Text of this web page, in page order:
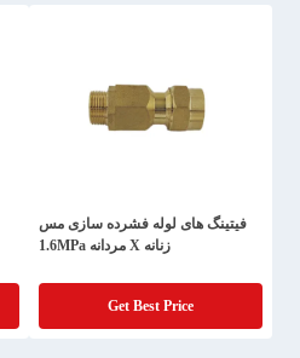
فیتینگ های لوله فشرده سازی مس
زنانه X مردانه 1.6MPa
Get Best Price